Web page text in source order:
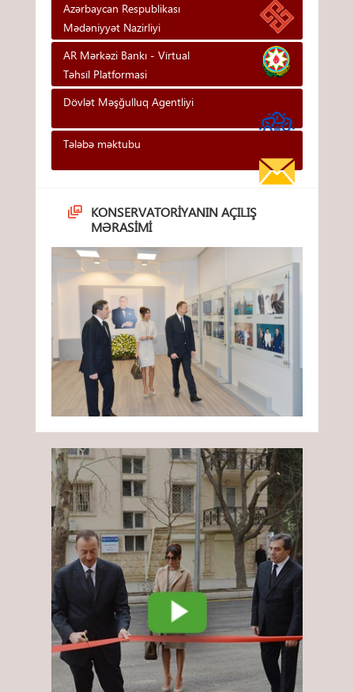
Azərbaycan Respublikası
Mədəniyyət Nazirliyi
AR Mərkəzi Bankı - Vi̇rtual
Təhsi̇l Platformasi
Dövlət Məşğulluq Agentliyi
Tələbə məktubu
KONSERVATORIYANIN AÇILIŞ
MƏRASIMI